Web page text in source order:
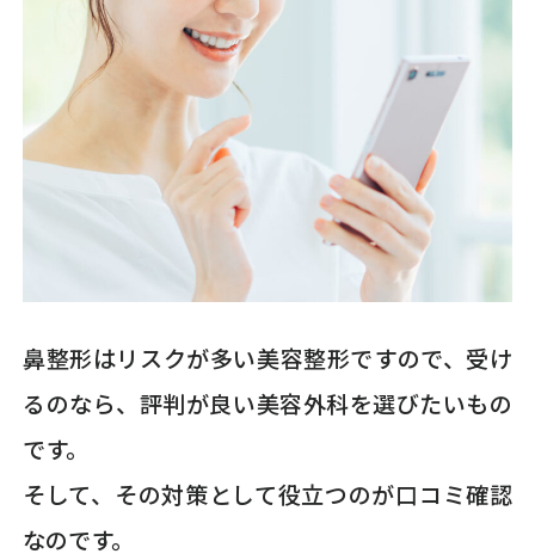
鼻整形はリスクが多い美容整形ですので、受け
るのなら、評判が良い美容外科を選びたいもの
です。
そして、その対策として役立つのが口コミ確認
なのです。